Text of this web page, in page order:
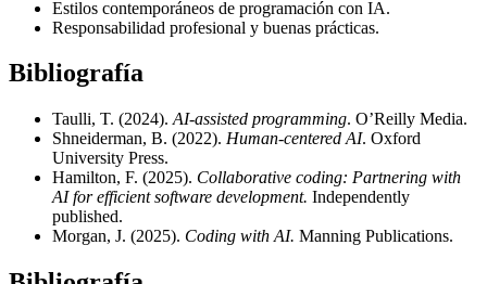
Estilos contemporáneos de programación con IA.
Responsabilidad profesional y buenas prácticas.
Bibliografía
Taulli, T. (2024). AI-assisted programming. O’Reilly Media.
Shneiderman, B. (2022). Human-centered AI. Oxford
University Press.
Hamilton, F. (2025). Collaborative coding: Partnering with
AI for efficient software development. Independently
published.
Morgan, J. (2025). Coding with AI. Manning Publications.